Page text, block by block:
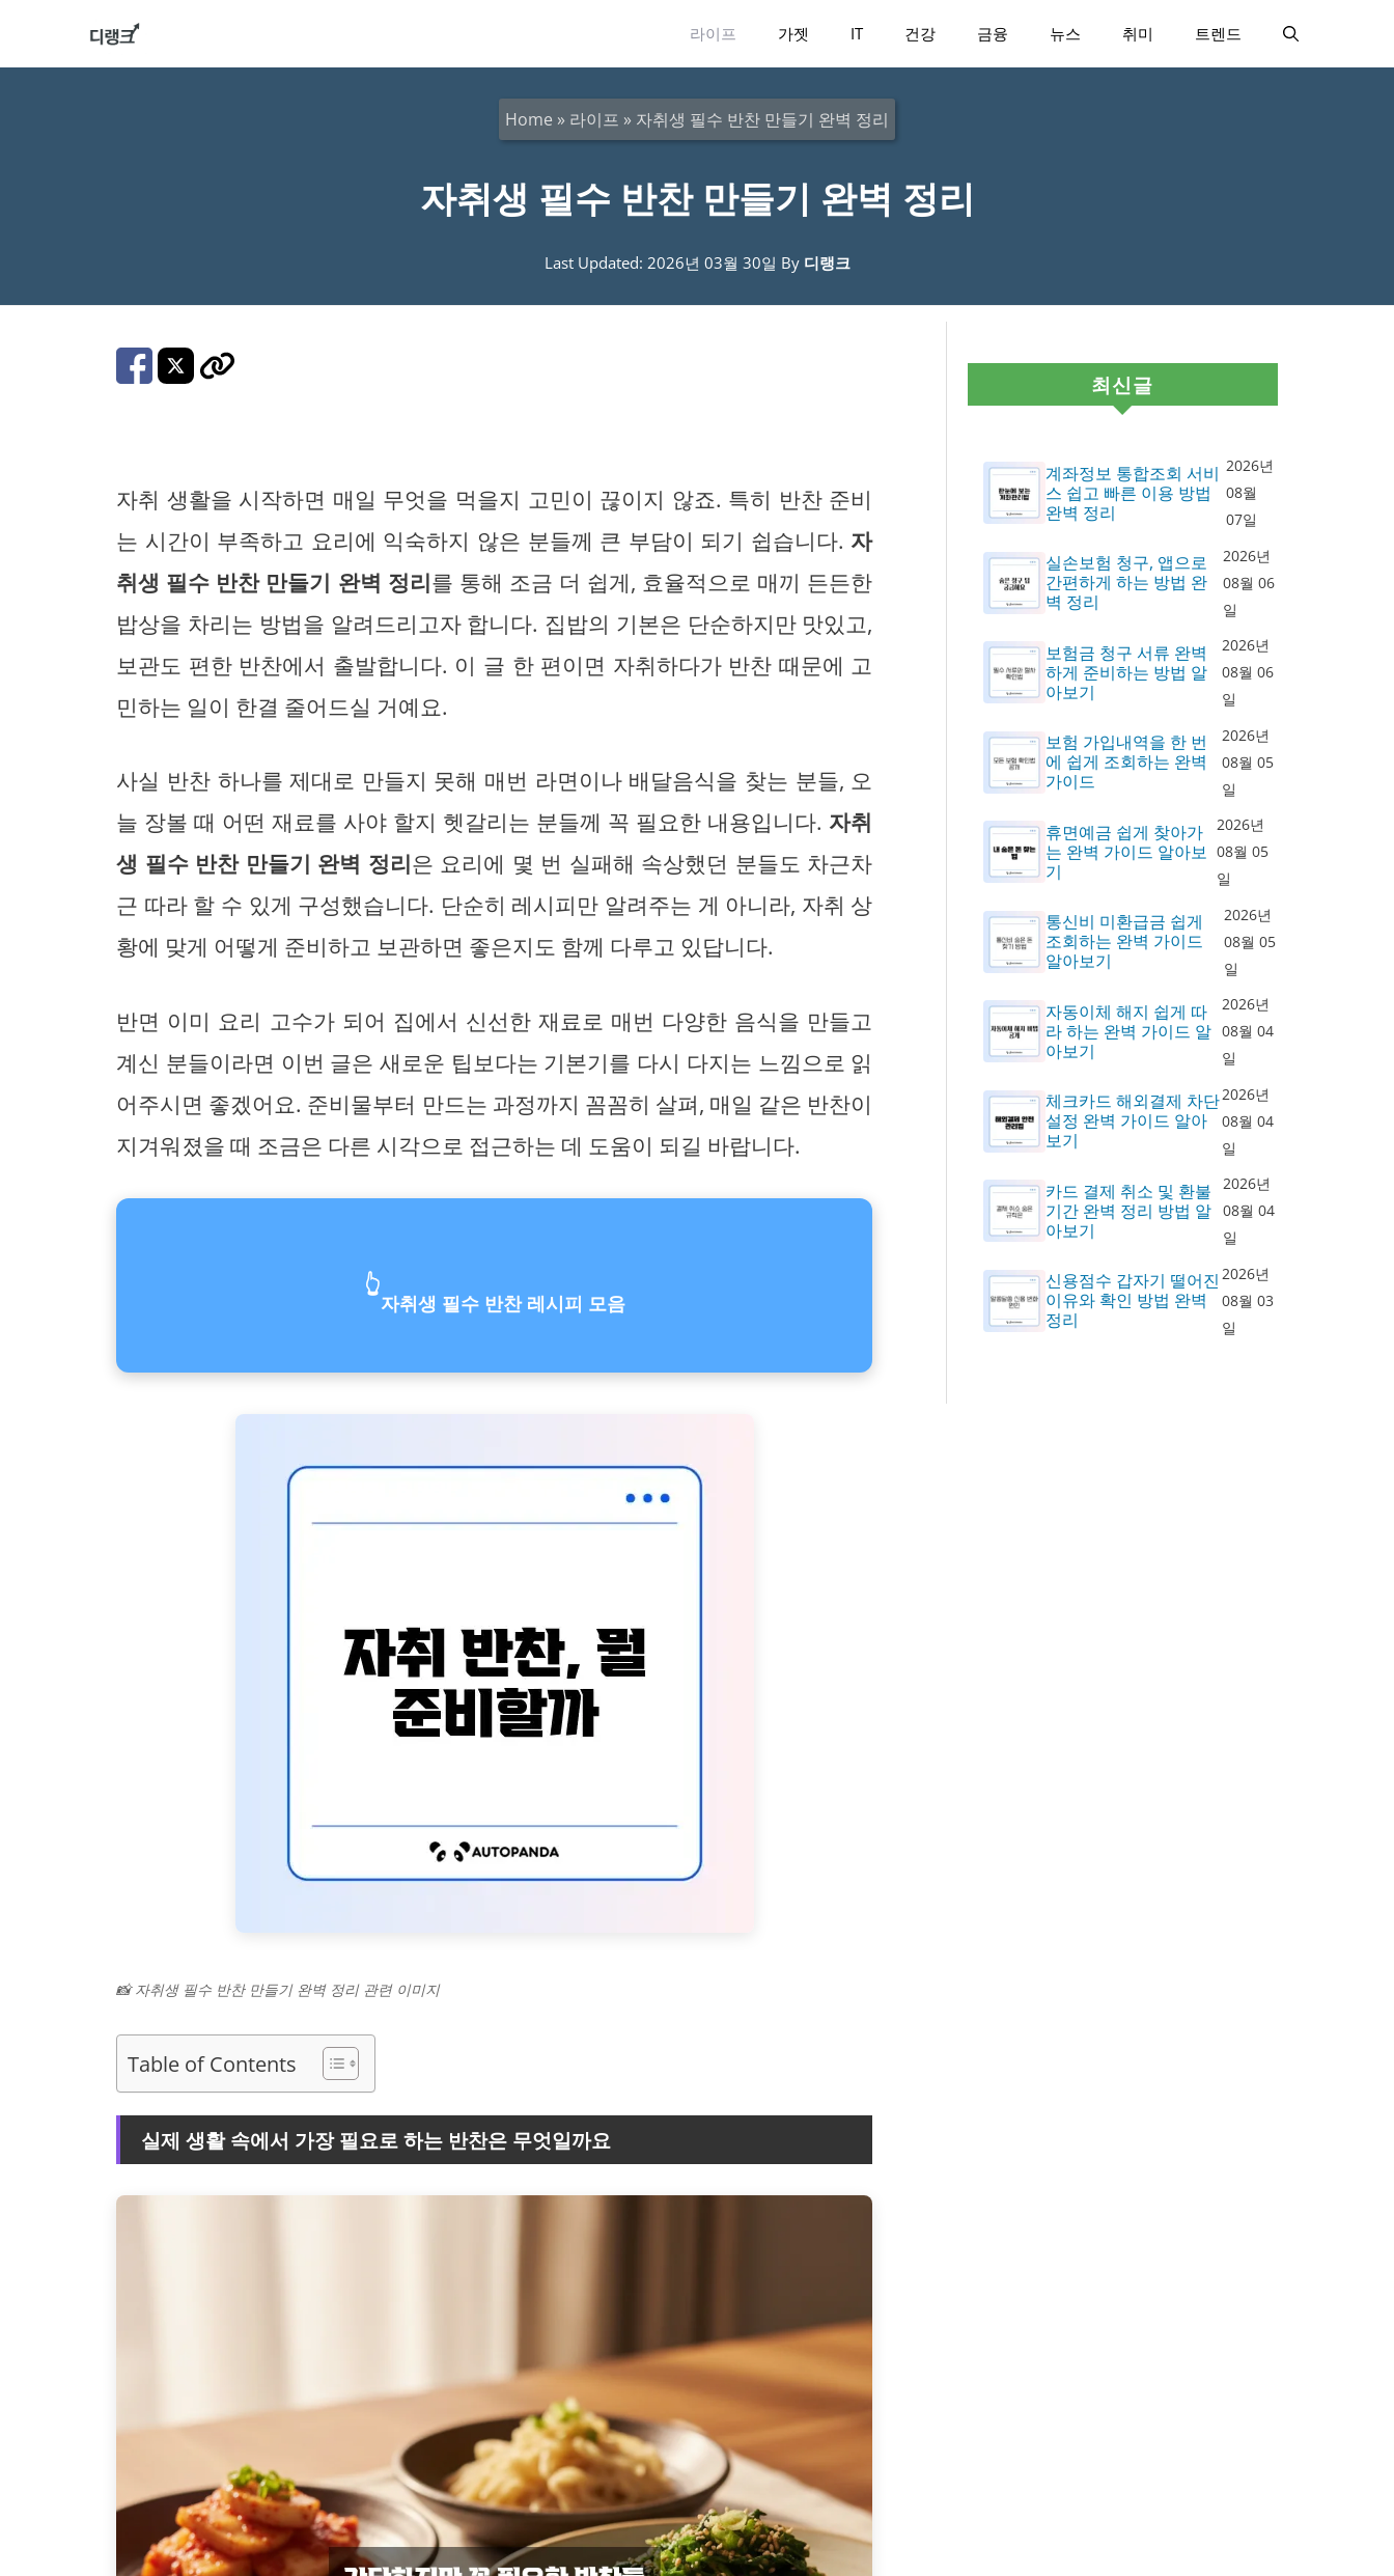
라이프 가젯 IT 건강 금융 뉴스 취미 트렌드
Home » 라이프 » 자취생 필수 반찬 만들기 완벽 정리
자취생 필수 반찬 만들기 완벽 정리
Last Updated: 2026년 03월 30일 By 디랭크
자취 생활을 시작하면 매일 무엇을 먹을지 고민이 끊이지 않죠. 특히 반찬 준비
는 시간이 부족하고 요리에 익숙하지 않은 분들께 큰 부담이 되기 쉽습니다. 자
취생 필수 반찬 만들기 완벽 정리를 통해 조금 더 쉽게, 효율적으로 매끼 든든한
밥상을 차리는 방법을 알려드리고자 합니다. 집밥의 기본은 단순하지만 맛있고,
보관도 편한 반찬에서 출발합니다. 이 글 한 편이면 자취하다가 반찬 때문에 고
민하는 일이 한결 줄어드실 거예요.
사실 반찬 하나를 제대로 만들지 못해 매번 라면이나 배달음식을 찾는 분들, 오
늘 장볼 때 어떤 재료를 사야 할지 헷갈리는 분들께 꼭 필요한 내용입니다. 자취
생 필수 반찬 만들기 완벽 정리은 요리에 몇 번 실패해 속상했던 분들도 차근차
근 따라 할 수 있게 구성했습니다. 단순히 레시피만 알려주는 게 아니라, 자취 상
황에 맞게 어떻게 준비하고 보관하면 좋은지도 함께 다루고 있답니다.
반면 이미 요리 고수가 되어 집에서 신선한 재료로 매번 다양한 음식을 만들고
계신 분들이라면 이번 글은 새로운 팁보다는 기본기를 다시 다지는 느낌으로 읽
어주시면 좋겠어요. 준비물부터 만드는 과정까지 꼼꼼히 살펴, 매일 같은 반찬이
지겨워졌을 때 조금은 다른 시각으로 접근하는 데 도움이 되길 바랍니다.
👆
자취생 필수 반찬 레시피 모음
📸 자취생 필수 반찬 만들기 완벽 정리 관련 이미지
Table of Contents
실제 생활 속에서 가장 필요로 하는 반찬은 무엇일까요
최신글
계좌정보 통합조회 서비
스 쉽고 빠른 이용 방법
완벽 정리
2026년
08월
07일
실손보험 청구, 앱으로
간편하게 하는 방법 완
벽 정리
2026년
08월 06
일
보험금 청구 서류 완벽
하게 준비하는 방법 알
아보기
2026년
08월 06
일
보험 가입내역을 한 번
에 쉽게 조회하는 완벽
가이드
2026년
08월 05
일
휴면예금 쉽게 찾아가
는 완벽 가이드 알아보
기
2026년
08월 05
일
통신비 미환급금 쉽게
조회하는 완벽 가이드
알아보기
2026년
08월 05
일
자동이체 해지 쉽게 따
라 하는 완벽 가이드 알
아보기
2026년
08월 04
일
체크카드 해외결제 차단
설정 완벽 가이드 알아
보기
2026년
08월 04
일
카드 결제 취소 및 환불
기간 완벽 정리 방법 알
아보기
2026년
08월 04
일
신용점수 갑자기 떨어진
이유와 확인 방법 완벽
정리
2026년
08월 03
일